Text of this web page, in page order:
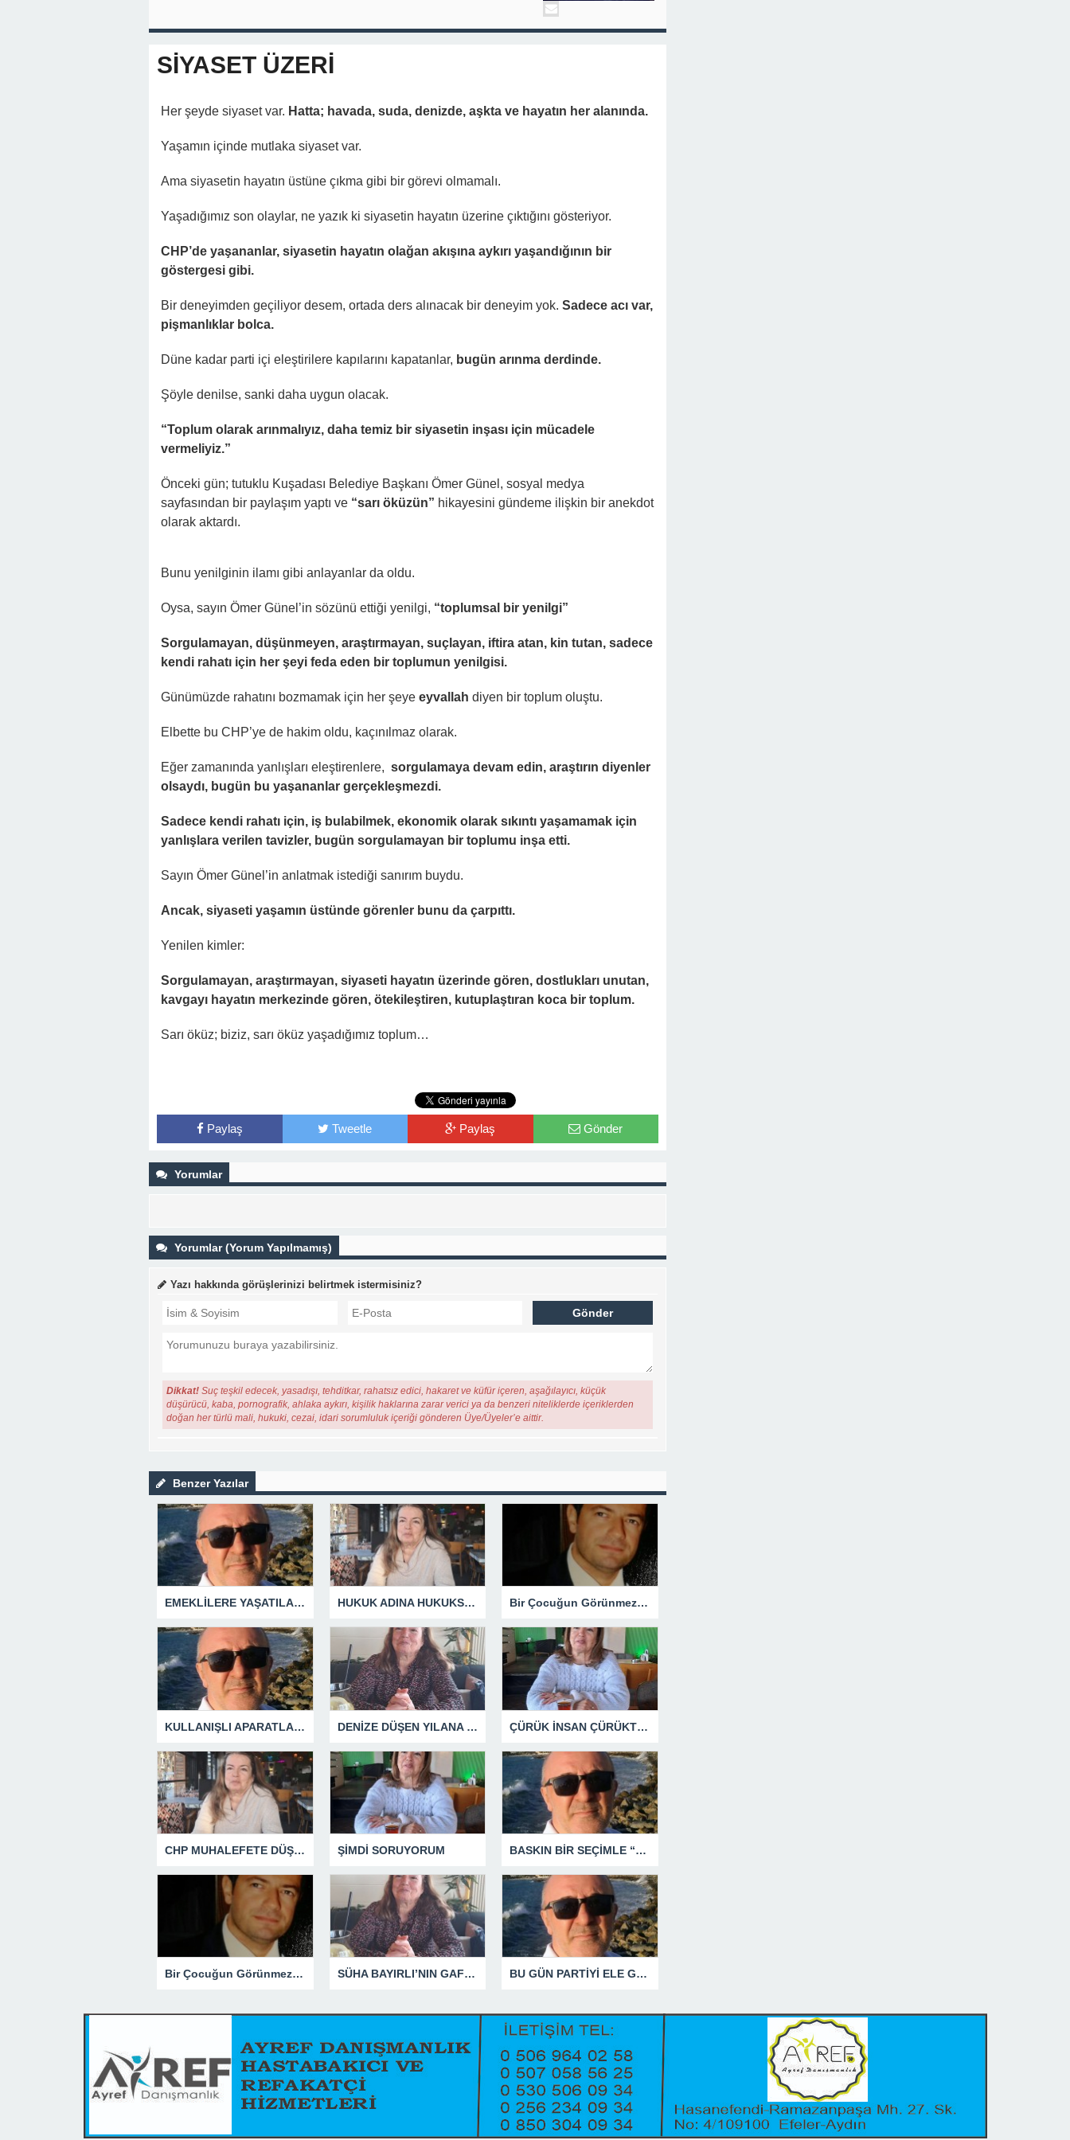
SİYASET ÜZERİ
Her şeyde siyaset var. Hatta; havada, suda, denizde, aşkta ve hayatın her alanında.
Yaşamın içinde mutlaka siyaset var.
Ama siyasetin hayatın üstüne çıkma gibi bir görevi olmamalı.
Yaşadığımız son olaylar, ne yazık ki siyasetin hayatın üzerine çıktığını gösteriyor.
CHP’de yaşananlar, siyasetin hayatın olağan akışına aykırı yaşandığının bir
göstergesi gibi.
Bir deneyimden geçiliyor desem, ortada ders alınacak bir deneyim yok. Sadece acı var,
pişmanlıklar bolca.
Düne kadar parti içi eleştirilere kapılarını kapatanlar, bugün arınma derdinde.
Şöyle denilse, sanki daha uygun olacak.
“Toplum olarak arınmalıyız, daha temiz bir siyasetin inşası için mücadele
vermeliyiz.”
Önceki gün; tutuklu Kuşadası Belediye Başkanı Ömer Günel, sosyal medya
sayfasından bir paylaşım yaptı ve “sarı öküzün” hikayesini gündeme ilişkin bir anekdot
olarak aktardı.
Bunu yenilginin ilamı gibi anlayanlar da oldu.
Oysa, sayın Ömer Günel’in sözünü ettiği yenilgi, “toplumsal bir yenilgi”
Sorgulamayan, düşünmeyen, araştırmayan, suçlayan, iftira atan, kin tutan, sadece
kendi rahatı için her şeyi feda eden bir toplumun yenilgisi.
Günümüzde rahatını bozmamak için her şeye eyvallah diyen bir toplum oluştu.
Elbette bu CHP’ye de hakim oldu, kaçınılmaz olarak.
Eğer zamanında yanlışları eleştirenlere, sorgulamaya devam edin, araştırın diyenler
olsaydı, bugün bu yaşananlar gerçekleşmezdi.
Sadece kendi rahatı için, iş bulabilmek, ekonomik olarak sıkıntı yaşamamak için
yanlışlara verilen tavizler, bugün sorgulamayan bir toplumu inşa etti.
Sayın Ömer Günel’in anlatmak istediği sanırım buydu.
Ancak, siyaseti yaşamın üstünde görenler bunu da çarpıttı.
Yenilen kimler:
Sorgulamayan, araştırmayan, siyaseti hayatın üzerinde gören, dostlukları unutan,
kavgayı hayatın merkezinde gören, ötekileştiren, kutuplaştıran koca bir toplum.
Sarı öküz; biziz, sarı öküz yaşadığımız toplum…
Paylaş Tweetle Paylaş Gönder
Yorumlar
Yorumlar (Yorum Yapılmamış)
Yazı hakkında görüşlerinizi belirtmek istermisiniz?
Dikkat! Suç teşkil edecek, yasadışı, tehditkar, rahatsız edici, hakaret ve küfür içeren, aşağılayıcı, küçük
düşürücü, kaba, pornografik, ahlaka aykırı, kişilik haklarına zarar verici ya da benzeri niteliklerde içeriklerden
doğan her türlü mali, hukuki, cezai, idari sorumluluk içeriği gönderen Üye/Üyeler’e aittir.
Benzer Yazılar
EMEKLİLERE YAŞATILAN CUMHURİYET TARİHİNİN EN BÜYÜK ZULMÜNÜN DERİN ANALİZİ ! HUKUK ADINA HUKUKSUZLUK Bir Çocuğun Görünmez Yaraları – 42 “Kırık Şehirlerin Çocukları”
KULLANIŞLI APARATLARIN KAÇINILMAZ SONU ! DENİZE DÜŞEN YILANA SARILIR ÇÜRÜK İNSAN ÇÜRÜKTÜR
CHP MUHALEFETE DÜŞTÜ ŞİMDİ SORUYORUM BASKIN BİR SEÇİMLE “YENİ PARTİ”Yİ DEVRE DIŞI BIRAKMAK İÇİN DÜĞMEYE Mİ BASILDI?
Bir Çocuğun Görünmez Yaraları – 41 “Koparılmış Çocuklar” SÜHA BAYIRLI’NIN GAFLARI BU GÜN PARTİYİ ELE GEÇİRDİĞİNİ ZANNEDENLER YAKIN BİR GELECEKTE SİYASETİN ÇÖPLÜĞÜNDE YERİNİ ALACAKTIR